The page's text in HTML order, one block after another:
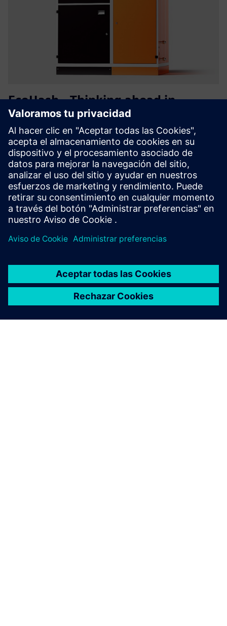
EcoHash - Thinking ahead in
energy utilisation
EcoHash es un sistema modular de administración de
energía que convierte el excedente de electricidad
renovable en computación de alto valor y calor utilizable.
Aumente el ROI por kWh, reduzca los costos de calefacción
y monitoree...
Más información